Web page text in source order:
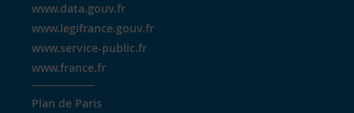
www.data.gouv.fr
www.legifrance.gouv.fr
www.service-public.fr
www.france.fr
Plan de Paris